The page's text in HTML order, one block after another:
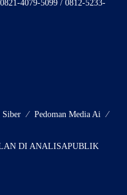
4079-5099 / 0812-5233-
Siber
Pedoman Media Ai
DI ANALISAPUBLIK